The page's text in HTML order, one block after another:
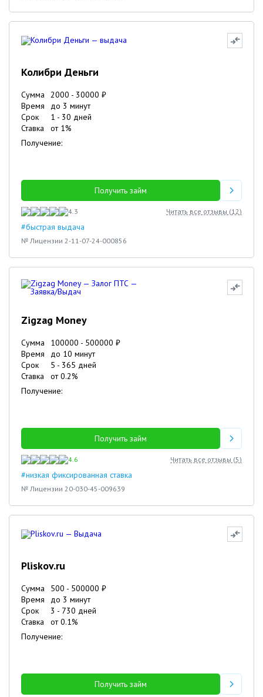
Колибри Деньги
Сумма 2000 - 30000 ₽
Время
до 3 минут
Срок
1 - 30 дней
Ставка
от 1%
Получение:
Получить займ
4.3 Читать все отзывы (12)
#быстрая выдача
№ Лицензии 2-11-07-24-000856
Zigzag Money
Сумма 100000 - 500000 ₽
Время
до 10 минут
Срок
5 - 365 дней
Ставка
от0.2%
Получение:
Получить займ
4.6 Читать все отзывы (5)
#низкая фиксированная ставка
№ Лицензии 20-030-45-009639
Pliskov.ru
Сумма 500 - 500000 ₽
Время
до 3 минут
Срок
3 - 730 дней
Ставка
от0.1%
Получение:
Получить займ